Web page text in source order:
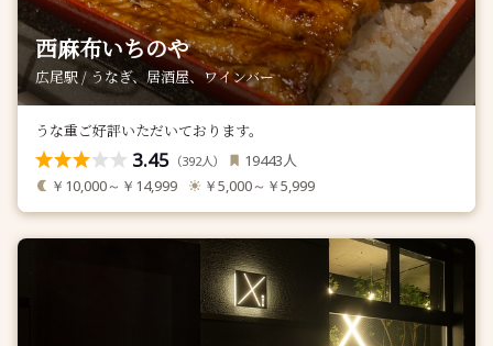
西麻布いちのや
広尾駅 / うなぎ、居酒屋、ワインバー
うな重ご好評いただいております。
3.45 （392人） 19443人
￥10,000～￥14,999 ￥5,000～￥5,999